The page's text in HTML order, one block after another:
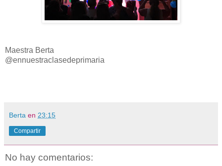
Maestra Berta
@ennuestraclasedeprimaria
Berta en 23:15
Compartir
No hay comentarios: